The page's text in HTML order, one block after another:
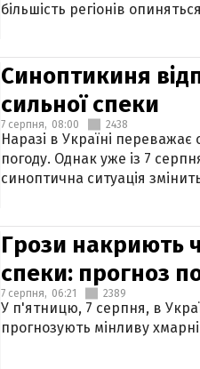
більшість регіонів
Синоптикиня
сильної спеки
7 серпня, 08:00 2438
Наразі в Україні
погоду. Однак уже із 7
синоптична ситуація
Грози накриють
спеки: прогноз
7 серпня, 06:21 2389
У п'ятницю, 7 серпня, в
прогнозують мінливу